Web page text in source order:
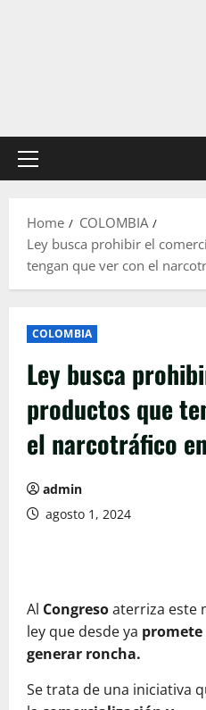
Primary
Home
COLOMBIA
Ley busca prohibir el
tengan que ver con el
COLOMBIA
Ley busca
productos que
el narcotráfico
admin
agosto 1, 2024
Al Congresoaterriza este
ley que desde ya promete
generar roncha.
Se trata de una iniciativa